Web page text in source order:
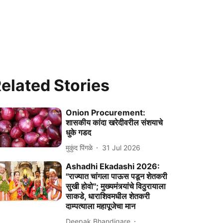
Stories
Onion Procurement:
शासकीय कांदा खरेदीवरील संशयाचे
धुके गडद
मुकुंद पिंगळे 31 Jul 2026
Ashadhi Ekadashi 2026:
''राज्यात चांगला पाऊस पडून शेतकरी
सुखी होवो''; मुख्यमंत्र्यांचे विठुरायाला
साकडे, धाराशिवमधील शेतकरी
दाम्पत्याला महापूजेचा मान
Deepak Bhandigare